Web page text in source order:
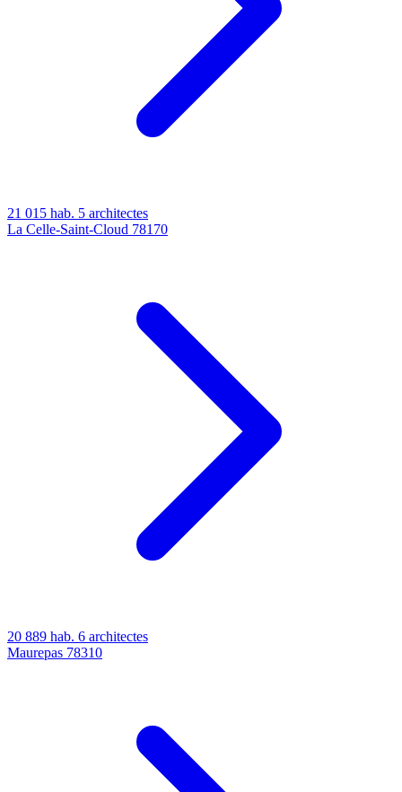
21 015 hab. 5 architectes
La Celle-Saint-Cloud 78170
20 889 hab. 6 architectes
Maurepas 78310